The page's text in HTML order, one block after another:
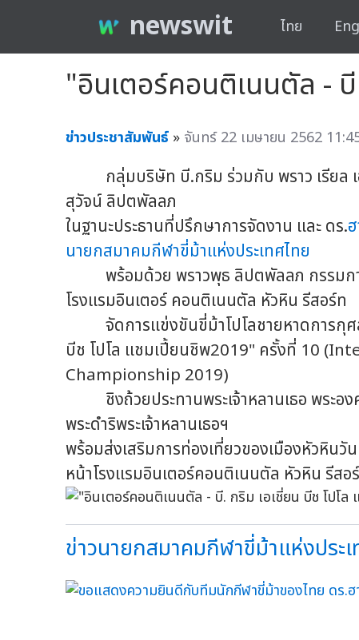
newswit ไทย
"อินเตอร์คอนติเนนตัล -
ข่าวประชาสัมพันธ์ » จันทร์ 22 เมษายน 2562
กลุ่มบริษัท บี.กริม ร่วมกับ พราว เรียล เ
สุวัจน์ ลิปตพัลลภ
ในฐานะประธานที่ปรึกษาการจัดงาน และ ดร.
นายกสมาคมกีฬาขี่ม้าแห่งประเทศไทย
พร้อมด้วย พราวพุธ ลิปตพัลลภ กรรมการ
โรงแรมอินเตอร์ คอนติเนนตัล หัวหิน รีสอร์ท
จัดการแข่งขันขี่ม้าโปโลชายหาดการกุศล
บีช โปโล แชมเปี้ยนชิพ2019" ครั้งที่ 10
Championship 2019)
ชิงถ้วยประทานพระเจ้าหลานเธอ พระอง
พระดำริพระเจ้าหลานเธอฯ
พร้อมส่งเสริมการท่องเที่ยวของเมืองหัวหิน
หน้าโรงแรมอินเตอร์คอนติเนนตัล หัวหิน รีส
ข่าวนายกสมาคมกีฬาขี่ม้าแห่งประ